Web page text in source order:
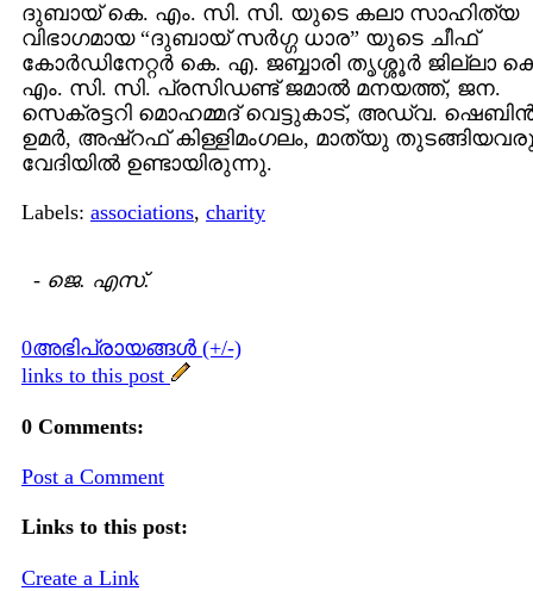
ദുബായ് കെ. എം. സി. സി. യുടെ കലാ സാഹിത്യ
വിഭാഗമായ “ദുബായ് സര്‍ഗ്ഗ ധാര” യുടെ ചീഫ്
കോര്‍ഡിനേറ്റര്‍ കെ. എ. ജബ്ബാരി തൃശ്ശൂര്‍ ജില്ലാ
എം. സി. സി. പ്രസിഡണ്ട് ജമാല്‍ മനയത്ത്, ജന.
സെക്രട്ടറി മൊഹമ്മദ് വെട്ടുകാട്, അഡ്വ.
ഉമര്‍, അഷ്‌റഫ് കിള്ളിമംഗലം, മാത്യു
വേദിയില്‍ ഉണ്ടായിരുന്നു.
Labels: associations, charity
- ജെ. എസ്.
0അഭിപ്രായങ്ങള്‍ (+/-)
links to this post
0 Comments:
Post a Comment
Links to this post:
Create a Link